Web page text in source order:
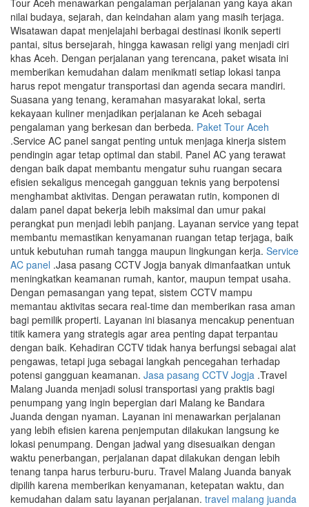
Tour Aceh menawarkan pengalaman perjalanan yang kaya akan
nilai budaya, sejarah, dan keindahan alam yang masih terjaga.
Wisatawan dapat menjelajahi berbagai destinasi ikonik seperti
pantai, situs bersejarah, hingga kawasan religi yang menjadi ciri
khas Aceh. Dengan perjalanan yang terencana, paket wisata ini
memberikan kemudahan dalam menikmati setiap lokasi tanpa
harus repot mengatur transportasi dan agenda secara mandiri.
Suasana yang tenang, keramahan masyarakat lokal, serta
kekayaan kuliner menjadikan perjalanan ke Aceh sebagai
pengalaman yang berkesan dan berbeda. Paket Tour Aceh
.Service AC panel sangat penting untuk menjaga kinerja sistem
pendingin agar tetap optimal dan stabil. Panel AC yang terawat
dengan baik dapat membantu mengatur suhu ruangan secara
efisien sekaligus mencegah gangguan teknis yang berpotensi
menghambat aktivitas. Dengan perawatan rutin, komponen di
dalam panel dapat bekerja lebih maksimal dan umur pakai
perangkat pun menjadi lebih panjang. Layanan service yang tepat
membantu memastikan kenyamanan ruangan tetap terjaga, baik
untuk kebutuhan rumah tangga maupun lingkungan kerja. Service
AC panel .Jasa pasang CCTV Jogja banyak dimanfaatkan untuk
meningkatkan keamanan rumah, kantor, maupun tempat usaha.
Dengan pemasangan yang tepat, sistem CCTV mampu
memantau aktivitas secara real-time dan memberikan rasa aman
bagi pemilik properti. Layanan ini biasanya mencakup penentuan
titik kamera yang strategis agar area penting dapat terpantau
dengan baik. Kehadiran CCTV tidak hanya berfungsi sebagai alat
pengawas, tetapi juga sebagai langkah pencegahan terhadap
potensi gangguan keamanan. Jasa pasang CCTV Jogja .Travel
Malang Juanda menjadi solusi transportasi yang praktis bagi
penumpang yang ingin bepergian dari Malang ke Bandara
Juanda dengan nyaman. Layanan ini menawarkan perjalanan
yang lebih efisien karena penjemputan dilakukan langsung ke
lokasi penumpang. Dengan jadwal yang disesuaikan dengan
waktu penerbangan, perjalanan dapat dilakukan dengan lebih
tenang tanpa harus terburu-buru. Travel Malang Juanda banyak
dipilih karena memberikan kenyamanan, ketepatan waktu, dan
kemudahan dalam satu layanan perjalanan. travel malang juanda